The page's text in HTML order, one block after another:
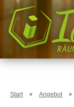
Start » Angebot »